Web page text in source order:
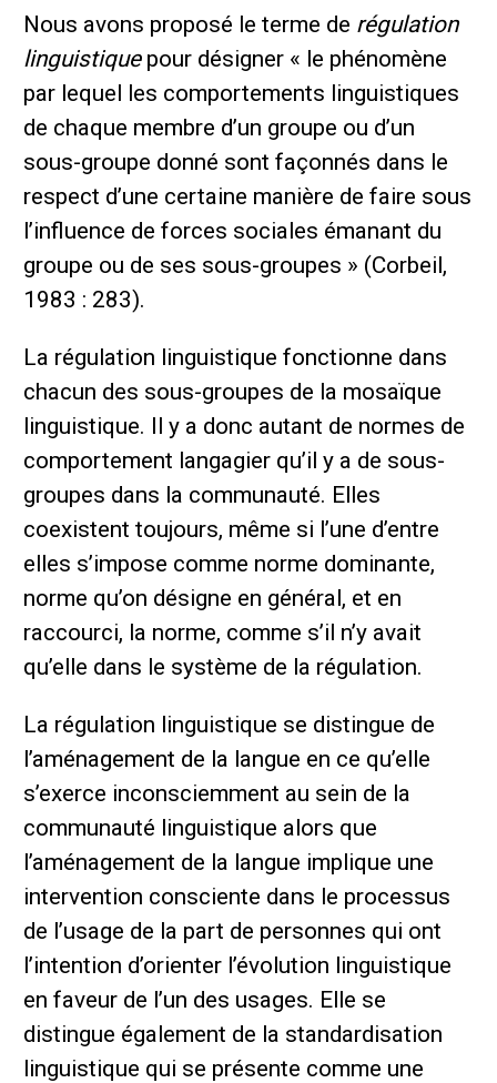
Nous avons proposé le terme de régulation
linguistiquepour désigner « le phénomène
par lequel les comportements linguistiques
de chaque membre d’un groupe ou d’un
sous-groupe donné sont façonnés dans le
respect d’une certaine manière de faire sous
l’influence de forces sociales émanant du
groupe ou de ses sous-groupes » (Corbeil,
1983 : 283).
La régulation linguistique fonctionne dans
chacun des sous-groupes de la mosaïque
linguistique. Il y a donc autant de normes de
comportement langagier qu’il y a de sous-
groupes dans la communauté. Elles
coexistent toujours, même si l’une d’entre
elles s’impose comme norme dominante,
norme qu’on désigne en général, et en
raccourci, la norme, comme s’il n’y avait
qu’elle dans le système de la régulation.
La régulation linguistique se distingue de
l’aménagement de la langue en ce qu’elle
s’exerce inconsciemment au sein de la
communauté linguistique alors que
l’aménagement de la langue implique une
intervention consciente dans le processus
de l’usage de la part de personnes qui ont
l’intention d’orienter l’évolution linguistique
en faveur de l’un des usages. Elle se
distingue également de la standardisation
linguistique qui se présente comme une